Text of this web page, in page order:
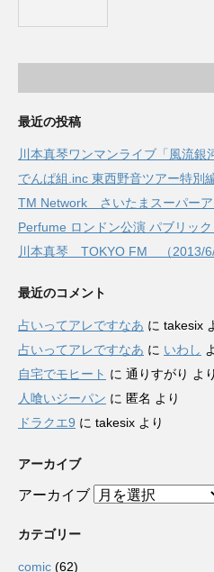
最近の投稿
川本真琴ワンマンライブ「風流銀
でんぱ組.inc 東西野音ツアー特別
TM Network さいたまスーパーア
Perfume ロンドン公演 パブリッ
川本真琴 TOKYO FM （2013/6/
最近のコメント
占いってアレですなあ に takesix
占いってアレですなあ に いわし
自宅でモヒート に 通りすがり より
人喰いジーパン に 匿名 より
ドラクエ9 に takesix より
アーカイブ
アーカイブ
カテゴリー
comic (62)